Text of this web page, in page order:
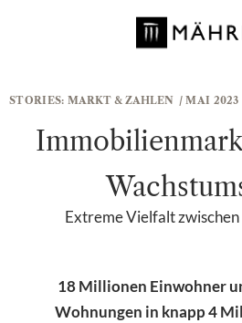
STORIES: MARKT & ZAHLEN / MAI 2023
Extreme Vielfalt zwischen
18 Millionen Einwohner
Wohnungen in knapp 4